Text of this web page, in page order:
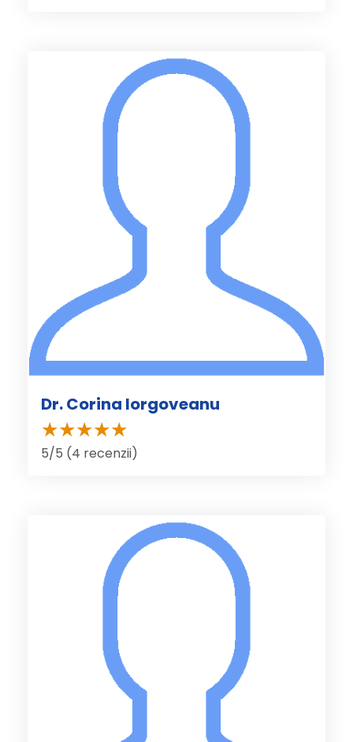
Dr. Corina Iorgoveanu
5/5 (4 recenzii)